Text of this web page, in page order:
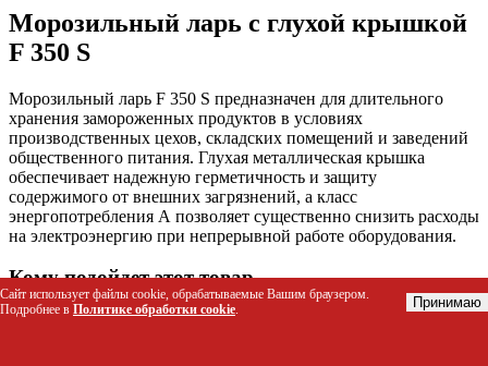
Морозильный ларь с глухой крышкой
F 350 S
Морозильный ларь F 350 S предназначен для длительного
хранения замороженных продуктов в условиях
производственных цехов, складских помещений и заведений
общественного питания. Глухая металлическая крышка
обеспечивает надежную герметичность и защиту
содержимого от внешних загрязнений, а класс
энергопотребления А позволяет существенно снизить расходы
на электроэнергию при непрерывной работе оборудования.
Кому подойдет этот товар
Владельцам ресторанов, кафе и столовых для хранения
Сайт использует файлы cookie, обрабатываемые Вашим браузером.
Подробнее в Политике обработки cookie. Принимаю